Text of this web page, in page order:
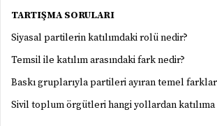
TARTIŞMA SORULARI
Siyasal partilerin katılımdaki rolü nedir?
Temsil ile katılım arasındaki fark nedir?
Baskı gruplarıyla partileri ayıran temel
Sivil toplum örgütleri hangi yollardan